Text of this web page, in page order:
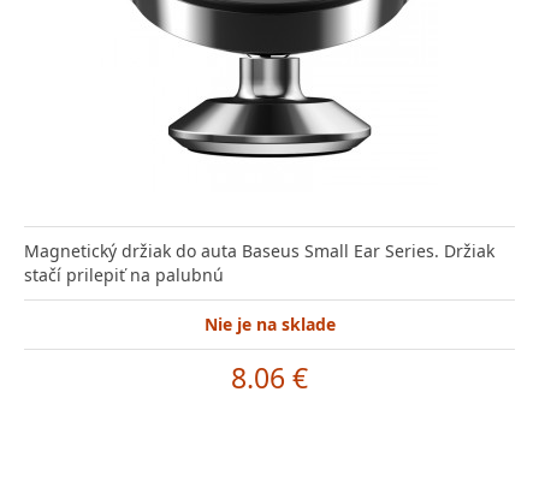
Magnetický držiak do auta Baseus Small Ear Series. Držiak
stačí prilepiť na palubnú
Nie je na sklade
8.06 €